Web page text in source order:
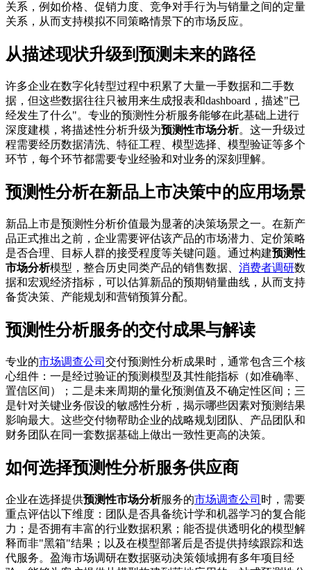
关系，例如价格、促销力度、竞争对手行为与销量之间的定量
关系，从而支持模拟不同策略情景下的市场反应。
从描述现状升级到预测未来的路径
许多企业在数字化转型过程中积累了大量一手数据和二手数
据，但这些数据往往只被用来生成报表和dashboard，描述"已
经发生了什么"。专业的预测性分析服务能够在此基础上进行
深度建模，将描述性分析升级为预测性市场分析。这一升级过
程需要经历数据清洗、特征工程、模型选择、模型验证等多个
环节，每个环节都需要专业经验和对业务的深刻理解。
预测性分析在新品上市决策中的应用场景
新品上市是预测性分析价值最为显著的决策场景之一。在新产
品正式推出之前，企业需要评估该产品的市场潜力、定价策略
是否合理、目标人群的接受程度等关键问题。通过构建预测性
市场分析模型，整合历史同类产品的销售数据、 消费者调研数
据和宏观经济指标，可以估算新品的预期销量曲线，从而支持
备货决策、产能规划和营销预算分配。
预测性分析服务的交付成果与解读
专业的市场调查公司 交付预测性分析成果时，通常包含三个核
心组件：一是经过验证的预测模型及其性能指标（如准确率、
置信区间）；二是未来周期的量化预测值及不确定性区间；三
是针对关键业务假设的敏感性分析，揭示哪些因素对预测结果
影响最大。这些交付物帮助企业的战略规划团队、产品团队和
财务团队在同一套数据基础上做出一致性更高的决策。
如何选择预测性分析服务供应商
企业在选择提供预测性市场分析服务的市场调查公司 时，需要
重点评估以下维度：团队是否具备统计学和机器学习的复合能
力；是否拥有丰富的行业数据积累；能否提供透明化的模型解
释而非"黑箱"结果；以及在模型部署后是否提供持续跟踪和迭
代服务。盈海市场调研在数据驱动决策领域拥有多年项目经